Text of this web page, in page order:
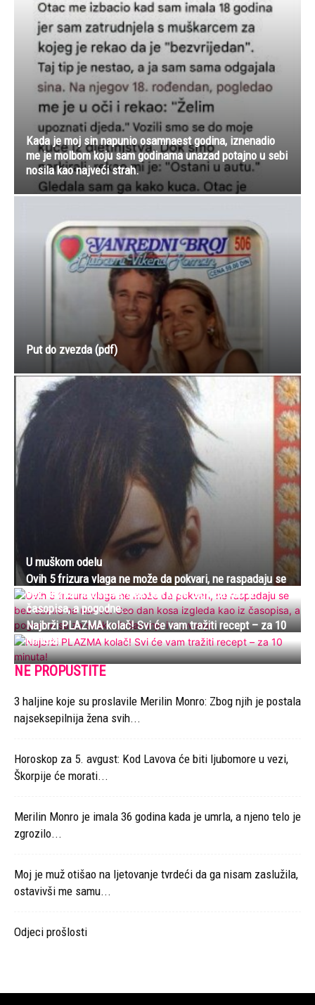
Kada je moj sin napunio osamnaest godina, iznenadio
me je molbom koju sam godinama unazad potajno u sebi
nosila kao najveći strah.
Put do zvezda (pdf)
U muškom odelu
Ovih 5 frizura vlaga ne može da pokvari, ne raspadaju se
bez obzira na uslove: Ceo dan kosa izgleda kao iz
časopisa, a pogodne...
Najbrži PLAZMA kolač! Svi će vam tražiti recept – za 10
minuta!
NE PROPUSTITE
3 haljine koje su proslavile Merilin Monro: Zbog njih je postala
najseksepilnija žena svih...
Horoskop za 5. avgust: Kod Lavova će biti ljubomore u vezi,
Škorpije će morati...
Merilin Monro je imala 36 godina kada je umrla, a njeno telo je
zgrozilo...
Moj je muž otišao na ljetovanje tvrdeći da ga nisam zaslužila,
ostavivši me samu...
Odjeci prošlosti